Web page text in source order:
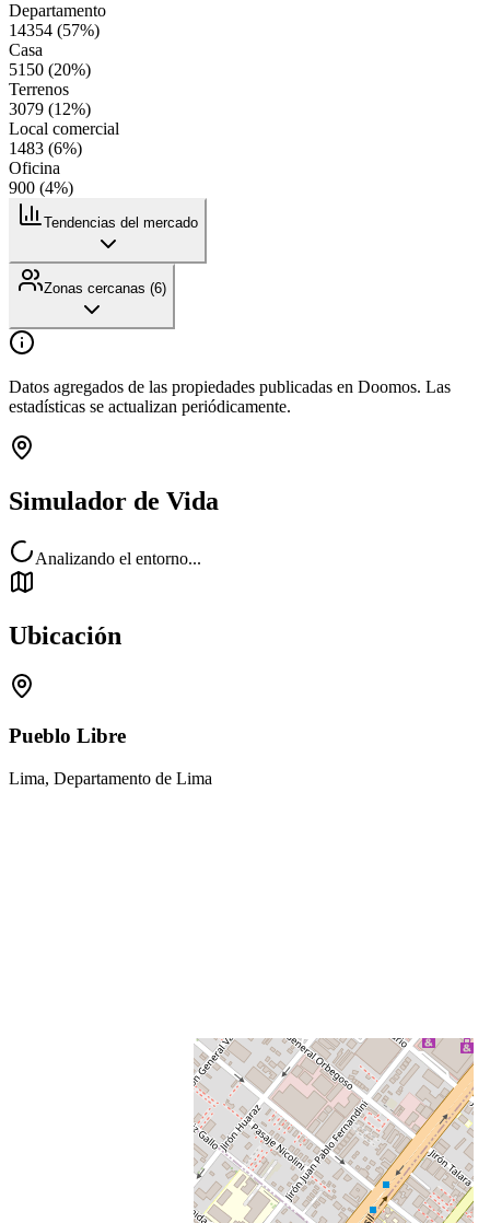
Departamento
14354 (57%)
Casa
5150 (20%)
Terrenos
3079 (12%)
Local comercial
1483 (6%)
Oficina
900 (4%)
Tendencias del mercado
Zonas cercanas (6)
Datos agregados de las propiedades publicadas en Doomos. Las
estadísticas se actualizan periódicamente.
Simulador de Vida
Analizando el entorno...
Ubicación
Pueblo Libre
Lima, Departamento de Lima